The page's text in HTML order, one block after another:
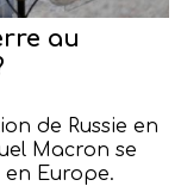
au
de Russie en
Macron se
Europe.